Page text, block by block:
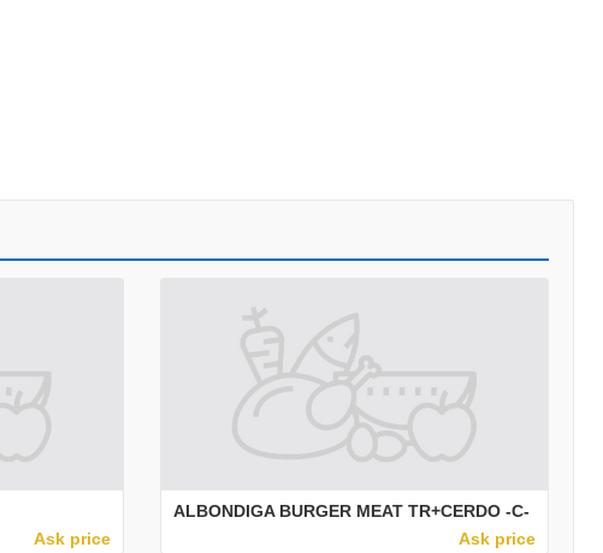
Ask price
ALBONDIGA BURGER MEAT TR+CERDO -C-
Ask price